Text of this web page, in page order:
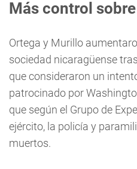
Más control
Ortega y Murillo
sociedad nicaragüense
que consideraron un
patrocinado por
que según el Grupo de
ejército, la policía y
muertos.